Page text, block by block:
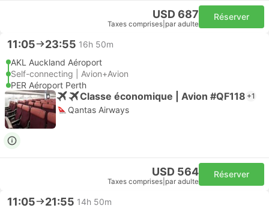
USD 687
Taxes comprises par adulte
Réserver
11:05 23:55 16h 50m
AKL Auckland Aéroport
Self-connecting | Avion+Avion
PER Aéroport Perth
Classe économique | Avion #QF118 +1
Qantas Airways
USD 564
Taxes comprises par adulte
Réserver
11:05 21:55 14h 50m